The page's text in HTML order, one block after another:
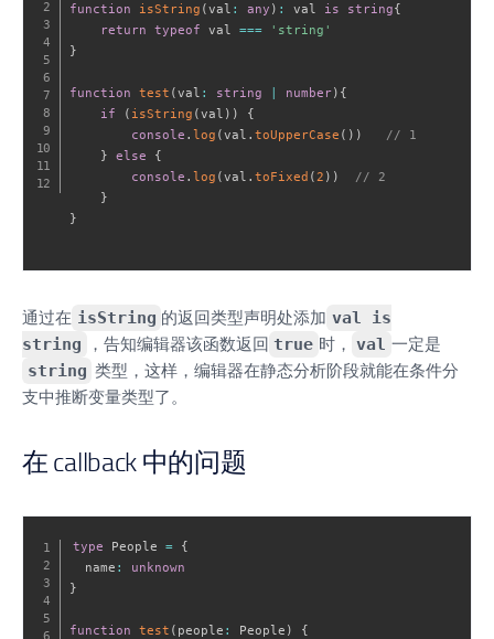
function
isString (val : any ) : val is string{
return
typeof val ===
'string'
}
function test (val : string number) {
if
( isString (val ) )
{
console . log (val . toUpperCase ( ) )
// 1
}
else
{
console . log (val . toFixed (2 ) )
// 2
}
}
通过在 isString 的返回类型声明处添加 val is
string
，告知编辑器该函数返回 true 时， val 一定是
string 类型，这样，编辑器在静态分析阶段就能在条件分
支中推断变量类型了。
在 callback 中的问题
type People =
{
  name
:
unknown
}
function test ( people : People )
{